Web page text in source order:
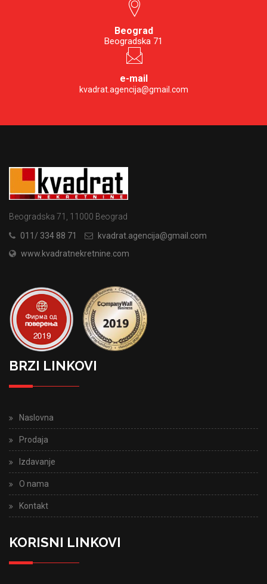
Beograd
Beogradska 71
e-mail
kvadrat.agencija@gmail.com
Beogradska 71, 11000 Beograd
011/ 334 88 71
kvadrat.agencija@gmail.com
www.kvadratnekretnine.com
BRZI LINKOVI
Naslovna
Prodaja
Izdavanje
O nama
Kontakt
KORISNI LINKOVI